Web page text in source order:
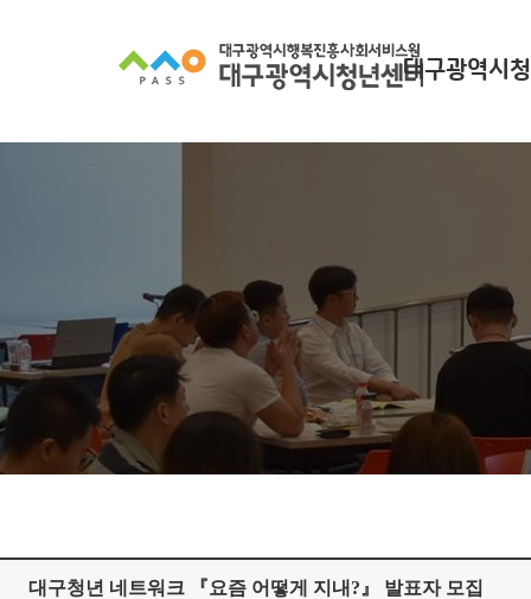
대구광역시
대구청년 네트워크 『요즘 어떻게 지내?』 발표자 모집